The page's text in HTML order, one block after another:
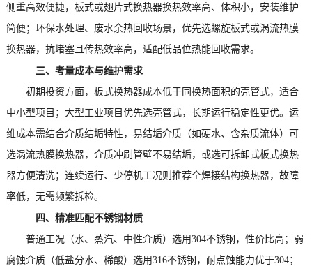
侧重高效便捷，板式或翅片式换热器换热效率高、体积小，安装维护
简便；环保水处理、废水余热回收场景，优先选螺旋板式或涡流热膜
换热器，抗堵塞且传热效率高，适配低品位热能回收需求。
三、考量成本与维护需求
初期投资方面，板式换热器成本低于同换热面积的壳管式，适合
中小型项目；大型工业项目优先选壳管式，长期运行稳定性更优。运
维成本需结合介质结垢特性，易结垢介质（如硬水、含杂质流体）可
选涡流热膜换热器，介质冲刷管壁不易结垢，或选可拆卸式板式换热
器方便清洗；连续运行、少停机工况则推荐全焊接结构换热器，故障
率低，无需频繁拆检。
四、精准匹配不锈钢材质
普通工况（水、蒸汽、中性介质）选用304不锈钢，性价比高；弱
腐蚀介质（低盐分水、稀酸）选用316不锈钢，耐点蚀能力优于304；